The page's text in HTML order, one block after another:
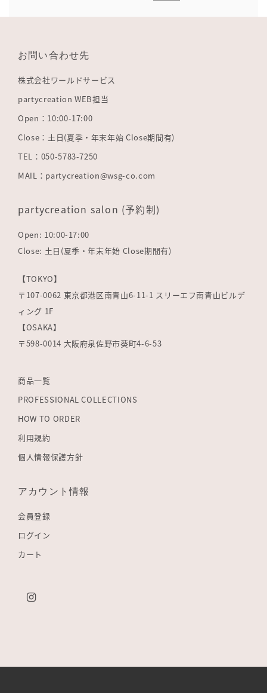
お問い合わせ先
株式会社ワールドサービス
partycreation WEB担当
Open：10:00-17:00
Close：土日(夏季・年末年始 Close期間有)
TEL：050-5783-7250
MAIL：partycreation@wsg-co.com
partycreation salon (予約制)
Open: 10:00-17:00
Close: 土日(夏季・年末年始 Close期間有)
【TOKYO】
〒107-0062 東京都港区南青山6-11-1 スリーエフ南青山ビルデ
ィング 1F
【OSAKA】
〒598-0014 大阪府泉佐野市葵町4-6-53
商品一覧
PROFESSIONAL COLLECTIONS
HOW TO ORDER
利用規約
個人情報保護方針
アカウント情報
会員登録
ログイン
カート